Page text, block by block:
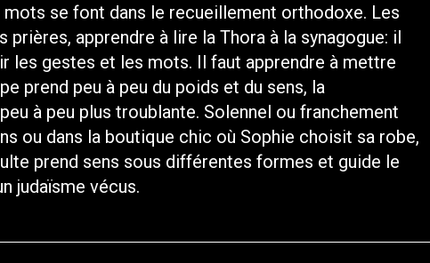
se font dans le recueillement orthodoxe. Les
apprendre à lire la Thora à la synagogue: il
les gestes et les mots. Il faut apprendre à mettre
prend peu à peu du poids et du sens, la
à peu plus troublante. Solennel ou franchement
ou dans la boutique chic où Sophie choisit sa robe,
prend sens sous différentes formes et guide le
judaïsme vécus.